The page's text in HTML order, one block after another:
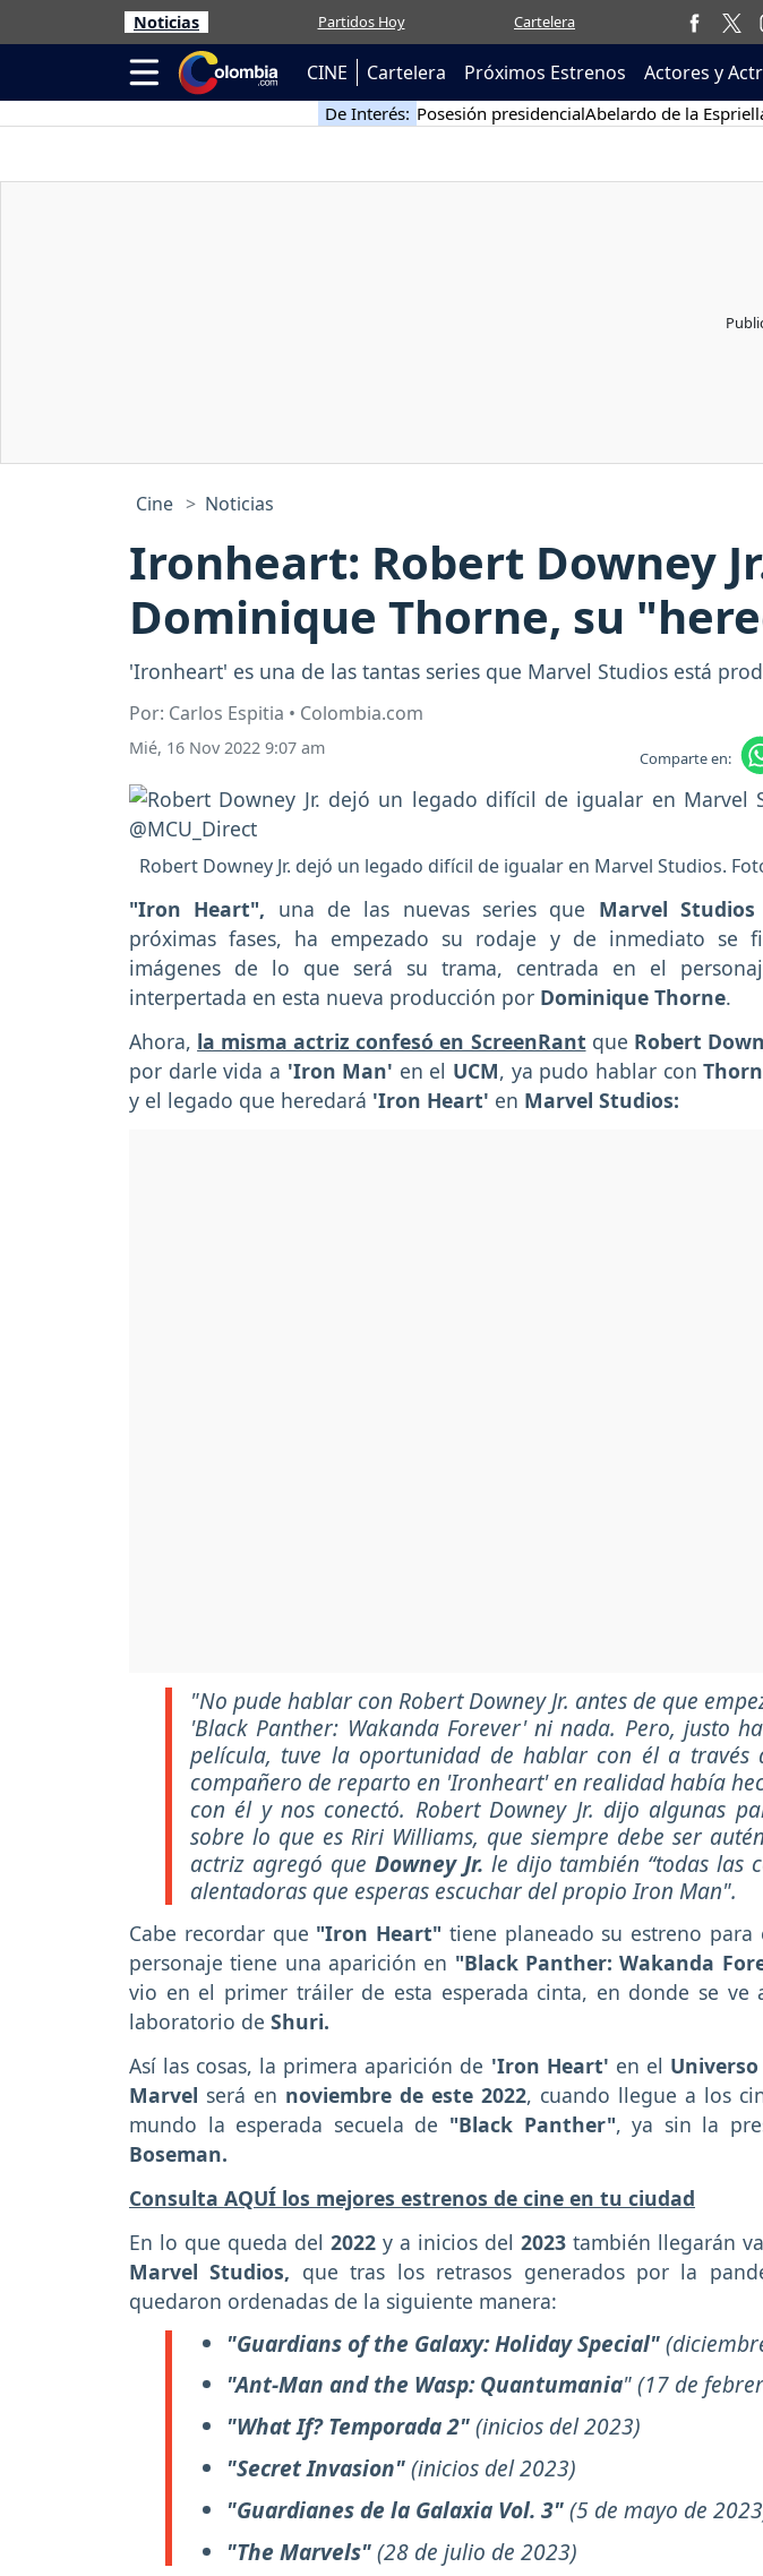
Noticias Partidos Hoy Cartelera
CINE Cartelera Próximos Estrenos Actores y
De Interés: Posesión presidencialAbelardo de la
Cine Noticias
Ironheart: Robert Downey
Dominique Thorne, su
'Ironheart' es una de las tantas series que Marvel Studios está
Por: Carlos Espitia • Colombia.com
Mié, 16 Nov 2022 9:07 am Comparte en:
Robert Downey Jr. dejó un legado difícil de igualar en Marvel Studios.
"Iron Heart", una de las nuevas series que Marvel Studios
próximas fases, ha empezado su rodaje y de inmediato se
imágenes de lo que será su trama, centrada en el
interpertada en esta nueva producción por Dominique Thorne.
Ahora, la misma actriz confesó en ScreenRant que Robert
por darle vida a 'Iron Man' en el UCM, ya pudo hablar con
y el legado que heredará 'Iron Heart' en Marvel Studios:
"No pude hablar con Robert Downey Jr. antes de que
'Black Panther: Wakanda Forever' ni nada. Pero, justo
película, tuve la oportunidad de hablar con él a través
compañero de reparto en 'Ironheart' en realidad había
con él y nos conectó. Robert Downey Jr. dijo algunas
sobre lo que es Riri Williams, que siempre debe ser
actriz agregó que Downey Jr. le dijo también “todas las
alentadoras que esperas escuchar del propio Iron Man".
Cabe recordar que "Iron Heart" tiene planeado su estreno
personaje tiene una aparición en "Black Panther: Wakanda
vio en el primer tráiler de esta esperada cinta, en donde se ve
laboratorio de Shuri.
Así las cosas, la primera aparición de 'Iron Heart' en el
Marvel será en noviembre de este 2022, cuando llegue a los
mundo la esperada secuela de "Black Panther", ya sin la
Boseman.
Consulta AQUÍ los mejores estrenos de cine en tu ciudad
En lo que queda del 2022 y a inicios del 2023 también llegarán
Marvel Studios, que tras los retrasos generados por la
quedaron ordenadas de la siguiente manera:
"Guardians of the Galaxy: Holiday Special"(dici
"Ant-Man and the Wasp: Quantumania"(17 de
"What If? Temporada 2"(inicios del 2023)
"Secret Invasion"(inicios del 2023)
"Guardianes de la Galaxia Vol. 3"(5 de mayo de
"The Marvels"(28 de julio de 2023)